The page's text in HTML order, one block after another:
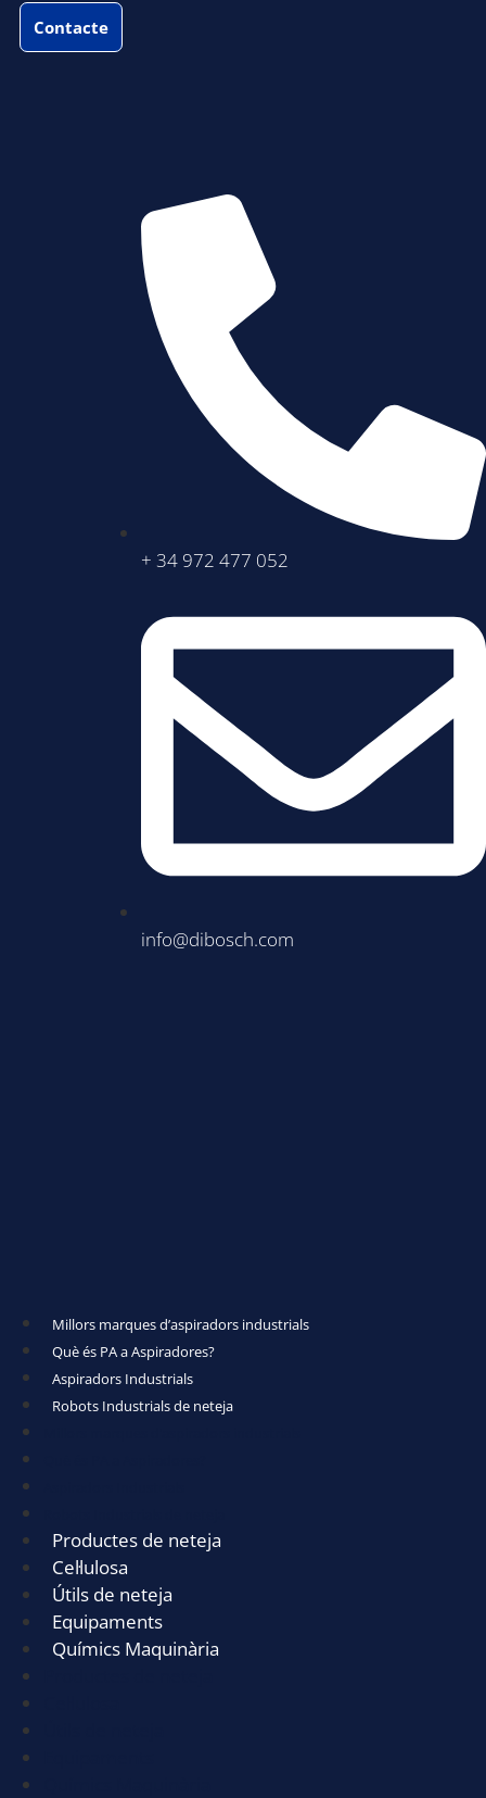
Contacte
+ 34 972 477 052
info@dibosch.com
Millors marques d’aspiradors industrials
Què és PA a Aspiradores?
Aspiradors Industrials
Robots Industrials de neteja
Productes de neteja
Cel·lulosa
Útils de neteja
Equipaments
Químics Maquinària